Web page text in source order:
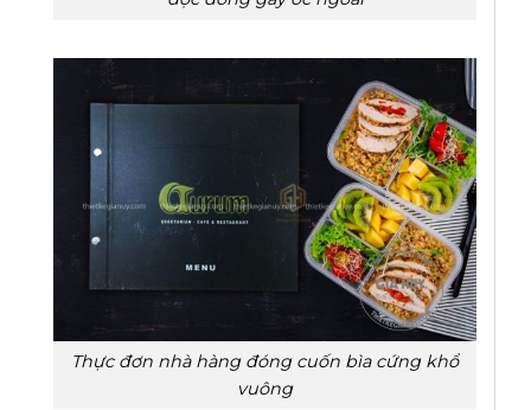
Thực đơn nhà hàng đóng cuốn bìa cứng khổ
vuông